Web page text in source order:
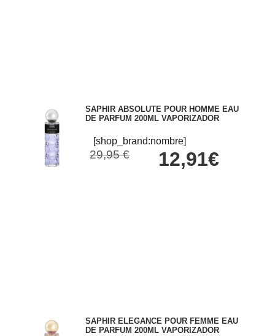
SAPHIR ABSOLUTE POUR HOMME EAU
DE PARFUM 200ML VAPORIZADOR
[shop_brand:nombre]
29,95 € 12,91€
SAPHIR ELEGANCE POUR FEMME EAU
DE PARFUM 200ML VAPORIZADOR